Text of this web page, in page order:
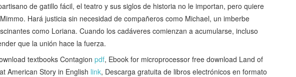
de gatillo fácil, el teatro y sus siglos de historia no le importan, pero quiere
Hará justicia sin necesidad de compañeros como Michael, un imberbe
como Loriana. Cuando los cadáveres comienzan a acumularse, incluso
que la unión hace la fuerza.
textbooks Contagion pdf, Ebook for microprocessor free download Land of
American Story in English link, Descarga gratuita de libros electrónicos en formato